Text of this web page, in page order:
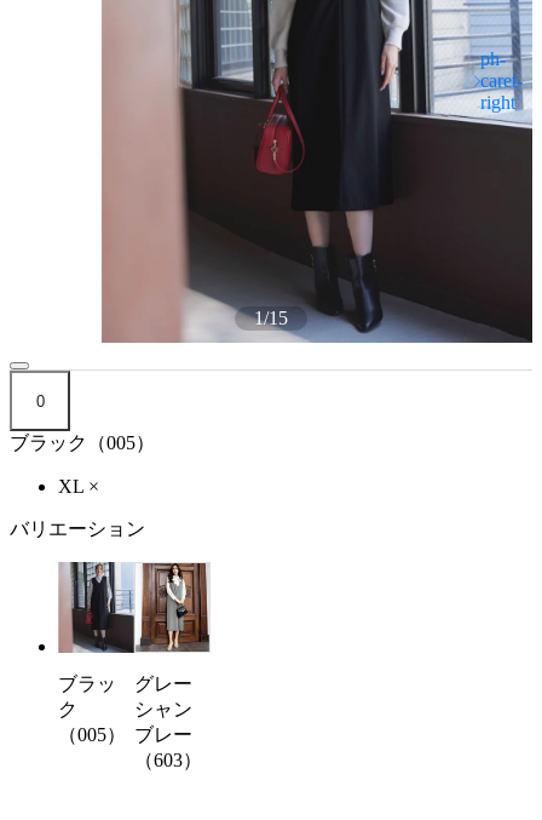
1/15
0
ブラック（005）
XL ×
バリエーション
ブラッ
ク
（005）
グレー
シャン
ブレー
（603）